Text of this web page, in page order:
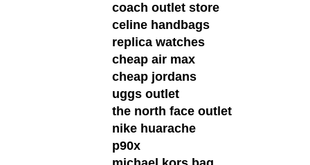
coach outlet store
celine handbags
replica watches
cheap air max
cheap jordans
uggs outlet
the north face outlet
nike huarache
p90x